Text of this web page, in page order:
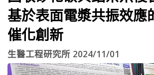
基於表面電漿共振效應
催化創新
生醫工程研究所 2024/11/01